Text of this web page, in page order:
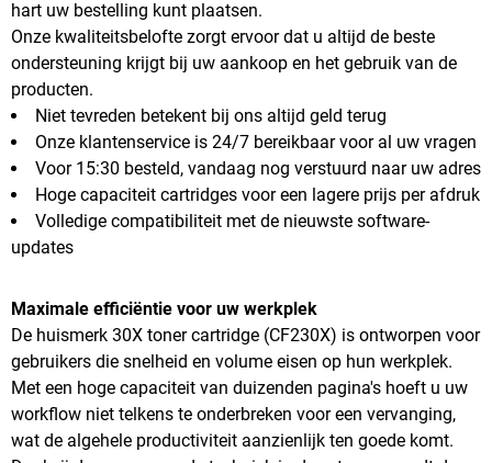
hart uw bestelling kunt plaatsen.
Onze kwaliteitsbelofte zorgt ervoor dat u altijd de beste
ondersteuning krijgt bij uw aankoop en het gebruik van de
producten.
Niet tevreden betekent bij ons altijd geld terug
Onze klantenservice is 24/7 bereikbaar voor al uw vragen
Voor 15:30 besteld, vandaag nog verstuurd naar uw adres
Hoge capaciteit cartridges voor een lagere prijs per afdruk
Volledige compatibiliteit met de nieuwste software-
updates
Maximale efficiëntie voor uw werkplek
De huismerk 30X toner cartridge (CF230X) is ontworpen voor
gebruikers die snelheid en volume eisen op hun werkplek.
Met een hoge capaciteit van duizenden pagina's hoeft u uw
workflow niet telkens te onderbreken voor een vervanging,
wat de algehele productiviteit aanzienlijk ten goede komt.